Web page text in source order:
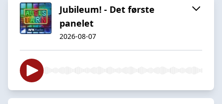
Jubileum! - Det første
panelet
2026-08-07